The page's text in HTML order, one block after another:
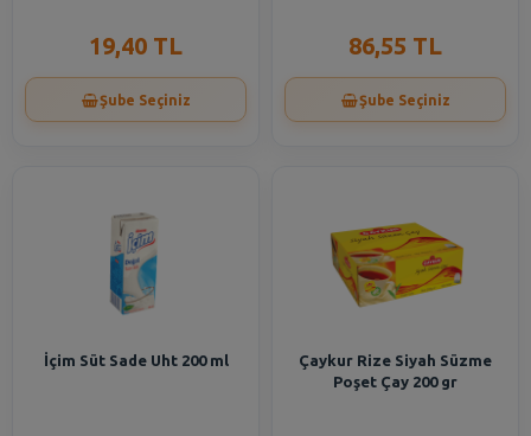
19,40 TL
Şube Seçiniz
86,55 TL
Şube Seçiniz
İçim Süt Sade Uht 200 ml
Çaykur Rize Siyah Süzme
Poşet Çay 200 gr